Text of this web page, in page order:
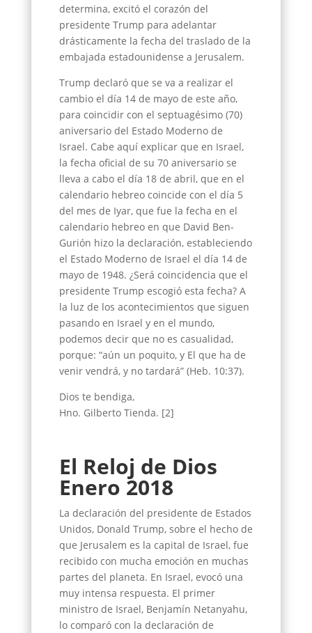
determina, excitó el corazón del
presidente Trump para adelantar
drásticamente la fecha del traslado de la
embajada estadounidense a Jerusalem.
Trump declaró que se va a realizar el
cambio el día 14 de mayo de este año,
para coincidir con el septuagésimo (70)
aniversario del Estado Moderno de
Israel. Cabe aquí explicar que en Israel,
la fecha oficial de su 70 aniversario se
lleva a cabo el día 18 de abril, que en el
calendario hebreo coincide con el día 5
del mes de Iyar, que fue la fecha en el
calendario hebreo en que David Ben-
Gurión hizo la declaración, estableciendo
el Estado Moderno de Israel el día 14 de
mayo de 1948. ¿Será coincidencia que el
presidente Trump escogió esta fecha? A
la luz de los acontecimientos que siguen
pasando en Israel y en el mundo,
podemos decir que no es casualidad,
porque: “aún un poquito, y El que ha de
venir vendrá, y no tardará” (Heb. 10:37).
Dios te bendiga,
Hno. Gilberto Tienda. [2]
El Reloj de Dios
Enero 2018
La declaración del presidente de Estados
Unidos, Donald Trump, sobre el hecho de
que Jerusalem es la capital de Israel, fue
recibido con mucha emoción en muchas
partes del planeta. En Israel, evocó una
muy intensa respuesta. El primer
ministro de Israel, Benjamín Netanyahu,
lo comparó con la declaración de